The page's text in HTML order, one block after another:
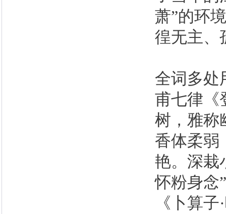
萧”的环
徨无主、
全词多处
甫七律《
树，雅称
香体柔弱
艳。深栽
怀粉身念
《卜算